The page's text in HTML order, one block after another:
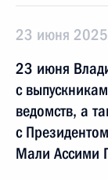
23 июня 2025
23 июня
с
ведомств, а
с
Мали Ассими